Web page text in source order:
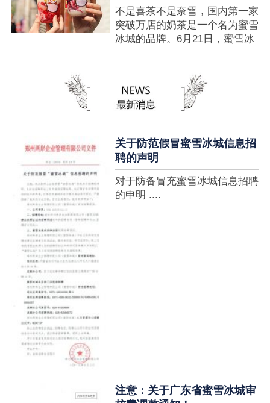
么多家了？ 也许大家对
5000 家店是什么量级没什么概
念，我来给对....
不是喜茶不是奈雪，国内第一家
突破万店的奶茶是一个名为蜜雪
冰城的品牌。6月21日，蜜雪冰
家，买多少送多少”的横幅，这
个自1997年开始营业的街边奶
茶店正逐渐展露它的锋芒。不过
关于防范假冒蜜雪冰城信息招
聘的声明
对于防备冒充蜜雪冰城信息招聘
的申明 ....
注意：关于广东省蜜雪冰城审